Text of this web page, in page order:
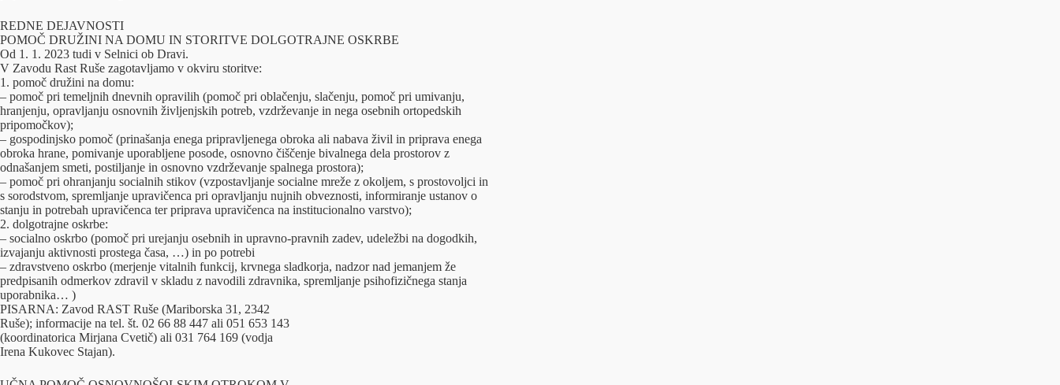
REDNE DEJAVNOSTI
POMOČ DRUŽINI NA DOMU IN STORITVE DOLGOTRAJNE OSKRBE
Od 1. 1. 2023 tudi v Selnici ob Dravi.
V Zavodu Rast Ruše zagotavljamo v okviru storitve:
1. pomoč družini na domu:
– pomoč pri temeljnih dnevnih opravilih (pomoč pri oblačenju, slačenju, pomoč pri umivanju,
hranjenju, opravljanju osnovnih življenjskih potreb, vzdrževanje in nega osebnih ortopedskih
pripomočkov);
– gospodinjsko pomoč (prinašanja enega pripravljenega obroka ali nabava živil in priprava enega
obroka hrane, pomivanje uporabljene posode, osnovno čiščenje bivalnega dela prostorov z
odnašanjem smeti, postiljanje in osnovno vzdrževanje spalnega prostora);
– pomoč pri ohranjanju socialnih stikov (vzpostavljanje socialne mreže z okoljem, s prostovoljci in
s sorodstvom, spremljanje upravičenca pri opravljanju nujnih obveznosti, informiranje ustanov o
stanju in potrebah upravičenca ter priprava upravičenca na institucionalno varstvo);
2. dolgotrajne oskrbe:
– socialno oskrbo (pomoč pri urejanju osebnih in upravno-pravnih zadev, udeležbi na dogodkih,
izvajanju aktivnosti prostega časa, …) in po potrebi
– zdravstveno oskrbo (merjenje vitalnih funkcij, krvnega sladkorja, nadzor nad jemanjem že
predpisanih odmerkov zdravil v skladu z navodili zdravnika, spremljanje psihofizičnega stanja
uporabnika… )
PISARNA: Zavod RAST Ruše (Mariborska 31, 2342
Ruše); informacije na tel. št. 02 66 88 447 ali 051 653 143
(koordinatorica Mirjana Cvetič) ali 031 764 169 (vodja
Irena Kukovec Stajan).